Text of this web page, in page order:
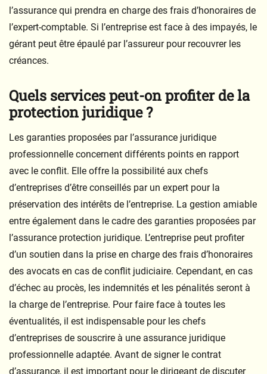
l’assurance qui prendra en charge des frais d’honoraires de
l’expert-comptable. Si l’entreprise est face à des impayés, le
gérant peut être épaulé par l’assureur pour recouvrer les
créances.
Quels services peut-on profiter de la
protection juridique ?
Les garanties proposées par l’assurance juridique
professionnelle concernent différents points en rapport
avec le conflit. Elle offre la possibilité aux chefs
d’entreprises d’être conseillés par un expert pour la
préservation des intérêts de l’entreprise. La gestion amiable
entre également dans le cadre des garanties proposées par
l’assurance protection juridique. L’entreprise peut profiter
d’un soutien dans la prise en charge des frais d’honoraires
des avocats en cas de conflit judiciaire. Cependant, en cas
d’échec au procès, les indemnités et les pénalités seront à
la charge de l’entreprise. Pour faire face à toutes les
éventualités, il est indispensable pour les chefs
d’entreprises de souscrire à une assurance juridique
professionnelle adaptée. Avant de signer le contrat
d’assurance, il est important pour le dirigeant de discuter